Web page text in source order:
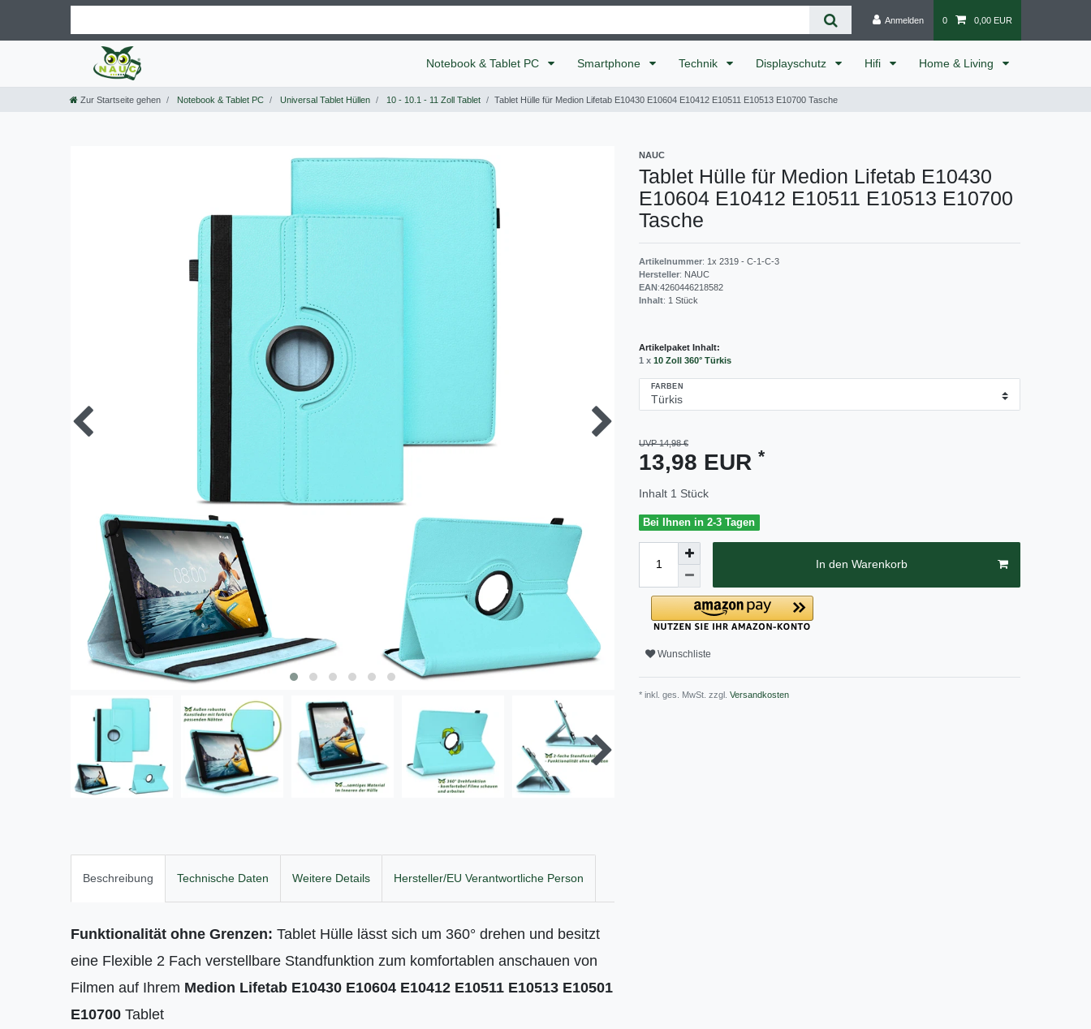
Anmelden 0 0,00 EUR
Notebook & Tablet PC Smartphone Technik Displayschutz Hifi Home & Living
Zur Startseite gehen Notebook & Tablet PC Universal Tablet Hüllen 10 - 10.1 - 11 Zoll Tablet Tablet Hülle für Medion Lifetab E10430 E10604 E10412 E10511 E10513 E10700 Tasche
NAUC
Tablet Hülle für Medion Lifetab E10430
E10604 E10412 E10511 E10513 E10700
Tasche
Artikelnummer: 1x 2319 - C-1-C-3
Hersteller: NAUC
EAN:4260446218582
Inhalt: 1 Stück
Artikelpaket Inhalt:
1 x 10 Zoll 360° Türkis
FARBEN
UVP 14,98 €
13,98 EUR *
Inhalt 1 Stück
Bei Ihnen in 2-3 Tagen
In den Warenkorb
Wunschliste
* inkl. ges. MwSt. zzgl. Versandkosten
Beschreibung Technische Daten Weitere Details Hersteller/EU Verantwortliche Person
Funktionalität ohne Grenzen: Tablet Hülle lässt sich um 360° drehen und besitzt
eine Flexible 2 Fach verstellbare Standfunktion zum komfortablen anschauen von
Filmen auf Ihrem Medion Lifetab E10430 E10604 E10412 E10511 E10513 E10501
E10700 Tablet